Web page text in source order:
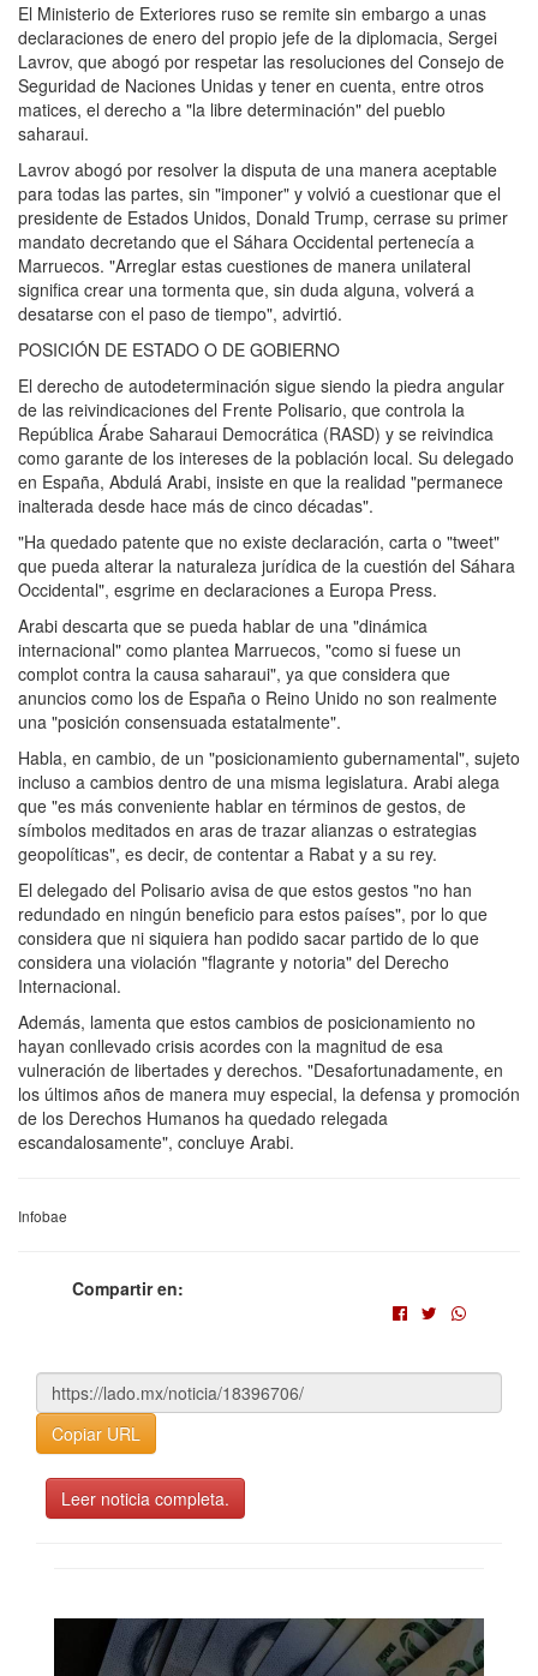
El Ministerio de Exteriores ruso se remite sin embargo a unas
declaraciones de enero del propio jefe de la diplomacia, Sergei
Lavrov, que abogó por respetar las resoluciones del Consejo de
Seguridad de Naciones Unidas y tener en cuenta, entre otros
matices, el derecho a "la libre determinación" del pueblo
saharaui.
Lavrov abogó por resolver la disputa de una manera aceptable
para todas las partes, sin "imponer" y volvió a cuestionar que el
presidente de Estados Unidos, Donald Trump, cerrase su primer
mandato decretando que el Sáhara Occidental pertenecía a
Marruecos. "Arreglar estas cuestiones de manera unilateral
significa crear una tormenta que, sin duda alguna, volverá a
desatarse con el paso de tiempo", advirtió.
POSICIÓN DE ESTADO O DE GOBIERNO
El derecho de autodeterminación sigue siendo la piedra angular
de las reivindicaciones del Frente Polisario, que controla la
República Árabe Saharaui Democrática (RASD) y se reivindica
como garante de los intereses de la población local. Su delegado
en España, Abdulá Arabi, insiste en que la realidad "permanece
inalterada desde hace más de cinco décadas".
"Ha quedado patente que no existe declaración, carta o "tweet"
que pueda alterar la naturaleza jurídica de la cuestión del Sáhara
Occidental", esgrime en declaraciones a Europa Press.
Arabi descarta que se pueda hablar de una "dinámica
internacional" como plantea Marruecos, "como si fuese un
complot contra la causa saharaui", ya que considera que
anuncios como los de España o Reino Unido no son realmente
una "posición consensuada estatalmente".
Habla, en cambio, de un "posicionamiento gubernamental", sujeto
incluso a cambios dentro de una misma legislatura. Arabi alega
que "es más conveniente hablar en términos de gestos, de
símbolos meditados en aras de trazar alianzas o estrategias
geopolíticas", es decir, de contentar a Rabat y a su rey.
El delegado del Polisario avisa de que estos gestos "no han
redundado en ningún beneficio para estos países", por lo que
considera que ni siquiera han podido sacar partido de lo que
considera una violación "flagrante y notoria" del Derecho
Internacional.
Además, lamenta que estos cambios de posicionamiento no
hayan conllevado crisis acordes con la magnitud de esa
vulneración de libertades y derechos. "Desafortunadamente, en
los últimos años de manera muy especial, la defensa y promoción
de los Derechos Humanos ha quedado relegada
escandalosamente", concluye Arabi.
Infobae
Compartir en:
Copiar URL
Leer noticia completa.